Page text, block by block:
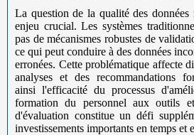
La question de la qualité des données
enjeu crucial. Les systèmes
pas de mécanismes robustes de
ce qui peut conduire à des données
erronées. Cette problématique affecte
analyses et des recommandations
ainsi l'efficacité du processus
formation du personnel aux outils
d'évaluation constitue un défi
investissements importants en temps et